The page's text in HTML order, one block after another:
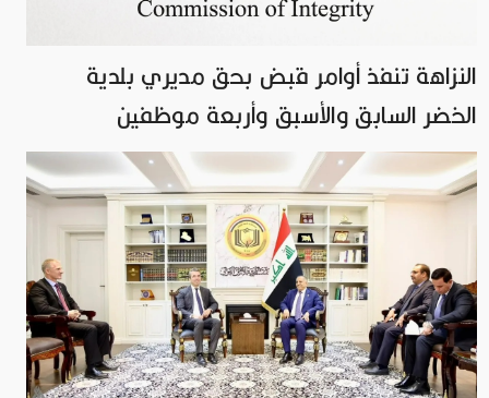
النزاهة تنفذ أوامر قبض بحق مديري بلدية
الخضر السابق والأسبق وأربعة موظفين